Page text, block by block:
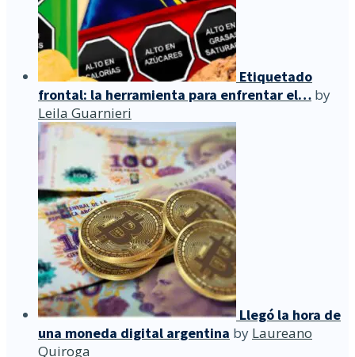
Etiquetado
frontal: la herramienta para enfrentar el… by
Leila Guarnieri
Llegó la hora de
una moneda digital argentina by Laureano
Quiroga